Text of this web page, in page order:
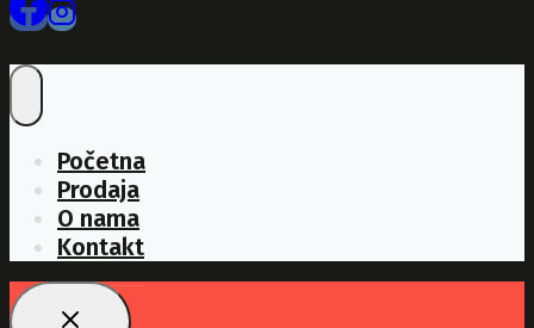
Početna
Prodaja
O nama
Kontakt